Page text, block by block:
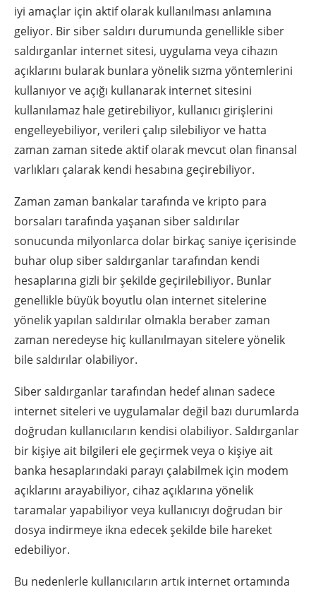
iyi amaçlar için aktif olarak kullanılması anlamına
geliyor. Bir siber saldırı durumunda genellikle siber
saldırganlar internet sitesi, uygulama veya cihazın
açıklarını bularak bunlara yönelik sızma yöntemlerini
kullanıyor ve açığı kullanarak internet sitesini
kullanılamaz hale getirebiliyor, kullanıcı girişlerini
engelleyebiliyor, verileri çalıp silebiliyor ve hatta
zaman zaman sitede aktif olarak mevcut olan finansal
varlıkları çalarak kendi hesabına geçirebiliyor.
Zaman zaman bankalar tarafında ve kripto para
borsaları tarafında yaşanan siber saldırılar
sonucunda milyonlarca dolar birkaç saniye içerisinde
buhar olup siber saldırganlar tarafından kendi
hesaplarına gizli bir şekilde geçirilebiliyor. Bunlar
genellikle büyük boyutlu olan internet sitelerine
yönelik yapılan saldırılar olmakla beraber zaman
zaman neredeyse hiç kullanılmayan sitelere yönelik
bile saldırılar olabiliyor.
Siber saldırganlar tarafından hedef alınan sadece
internet siteleri ve uygulamalar değil bazı durumlarda
doğrudan kullanıcıların kendisi olabiliyor. Saldırganlar
bir kişiye ait bilgileri ele geçirmek veya o kişiye ait
banka hesaplarındaki parayı çalabilmek için modem
açıklarını arayabiliyor, cihaz açıklarına yönelik
taramalar yapabiliyor veya kullanıcıyı doğrudan bir
dosya indirmeye ikna edecek şekilde bile hareket
edebiliyor.
Bu nedenlerle kullanıcıların artık internet ortamında